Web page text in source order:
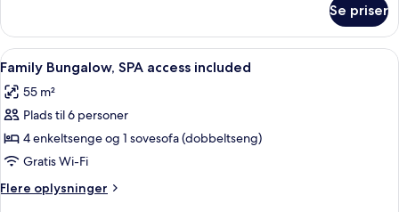
included
1
Bedroom,
SPA
access
included
Se priser
Indlæs
alle
billeder
af
Family
Bungalow,
SPA
access
Et moderne hus med en patio,
9
Family Bungalow, SPA access included
55 m²
Plads til 6 personer
4 enkeltsenge og 1 sovesofa (dobbeltseng)
Gratis Wi-Fi
Flere oplysninger
Flere